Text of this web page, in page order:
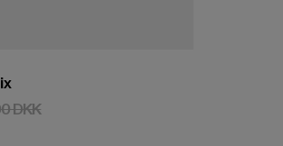
DKK
DKKKampagnepris: 197,00 DKK